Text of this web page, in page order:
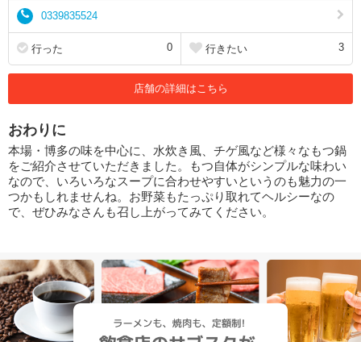
0339835524
行った 0 行きたい 3
店舗の詳細はこちら
おわりに
本場・博多の味を中心に、水炊き風、チゲ風など様々なもつ鍋
をご紹介させていただきました。もつ自体がシンプルな味わい
なので、いろいろなスープに合わせやすいというのも魅力の一
つかもしれませんね。お野菜もたっぷり取れてヘルシーなの
で、ぜひみなさんも召し上がってみてください。